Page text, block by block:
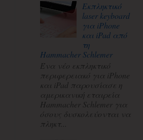
Εκπληκτικό
laser keyboard
για iPhone
και iPad από
τη
Hammacher Schlemer
Ένα νέο εκπληκτικό
περιφερειακό για iPhone
και iPad παρουσίασε η
αμερικανική εταιρεία
Hammacher Schlemer για
όσους δυσκολεύονται να
πληκτ...